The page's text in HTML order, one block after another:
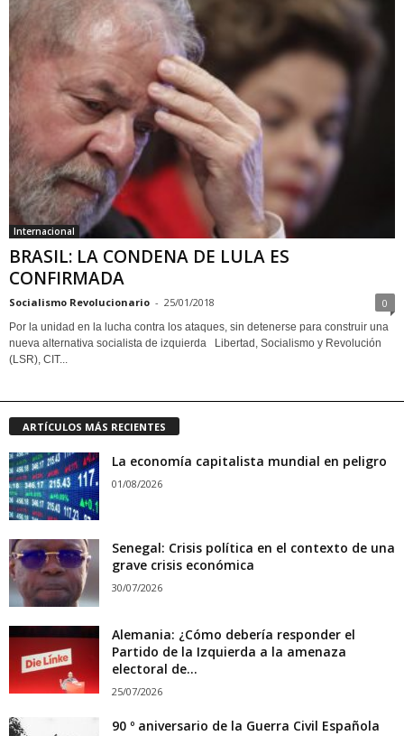
Internacional
BRASIL: LA CONDENA DE LULA ES
CONFIRMADA
Socialismo Revolucionario - 25/01/2018 0
Por la unidad en la lucha contra los ataques, sin detenerse para construir una
nueva alternativa socialista de izquierda Libertad, Socialismo y Revolución
(LSR), CIT...
ARTÍCULOS MÁS RECIENTES
La economía capitalista mundial en peligro
01/08/2026
Senegal: Crisis política en el contexto de una
grave crisis económica
30/07/2026
Alemania: ¿Cómo debería responder el
Partido de la Izquierda a la amenaza
electoral de...
25/07/2026
90 º aniversario de la Guerra Civil Española